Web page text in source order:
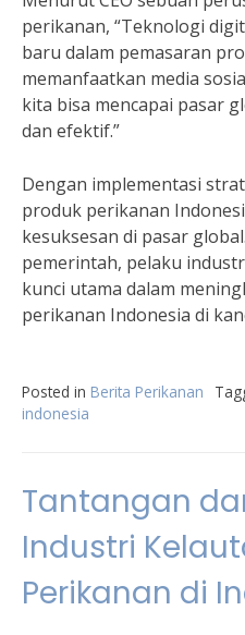
perikanan, “Teknologi
baru dalam pemasaran
memanfaatkan media
kita bisa mencapai pasar
dan efektif.”
Dengan implementasi
produk perikanan
kesuksesan di pasar
pemerintah, pelaku
kunci utama dalam
perikanan Indonesia di
Posted in Berita Perikanan
indonesia
Tantangan
Industri
Perikanan di